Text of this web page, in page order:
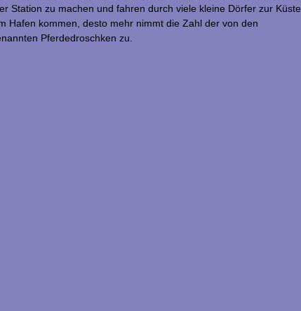
Station zu machen und fahren durch viele kleine Dörfer zur Küste
Hafen kommen, desto mehr nimmt die Zahl der von den
Pferdedroschken zu.